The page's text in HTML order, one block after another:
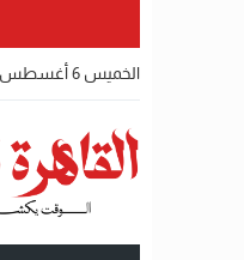
الخميس 6 أغسطس 2026 - 5:42 صباحًا